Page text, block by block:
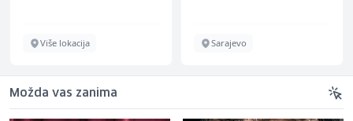
Više lokacija Sarajevo
Možda vas zanima